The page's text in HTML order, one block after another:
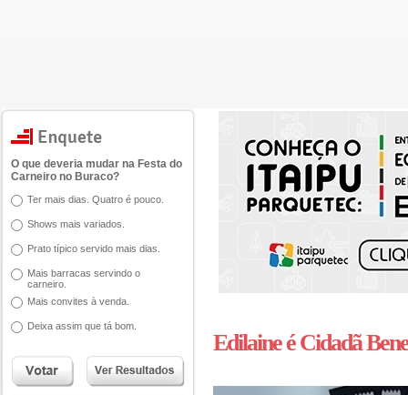
O que deveria mudar na Festa do
Carneiro no Buraco?
Ter mais dias. Quatro é pouco.
Shows mais variados.
Prato típico servido mais dias.
Mais barracas servindo o
carneiro.
Mais convites à venda.
Deixa assim que tá bom.
Edilaine é Cidadã